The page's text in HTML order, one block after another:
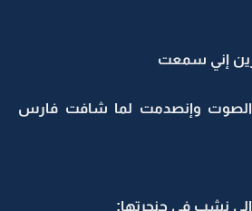
إني سمعت
الصوت وإنصدمت لما شافت فارس
نشب في حنجرتها: